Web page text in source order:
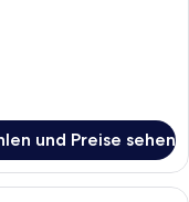
und Preise sehen